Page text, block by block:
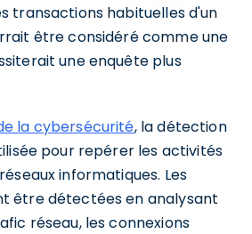
transactions habituelles d'un
être considéré comme une
une enquête plus
la cybersécurité, la détection
pour repérer les activités
informatiques. Les
être détectées en analysant
réseau, les connexions